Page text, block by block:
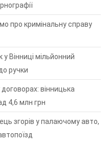
про кримінальну справу
у Вінниці мільйонний
ручки
вінницька
4,6 млн грн
згорів у палаючому авто,